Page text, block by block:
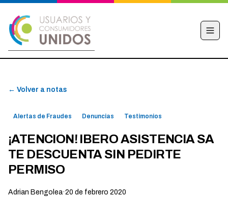
CAMPAÑA
HACÉ TU DENUNCIA
← Volver a notas
Alertas de Fraudes Denuncias Testimonios
¡ATENCION! IBERO ASISTENCIA SA
TE DESCUENTA SIN PEDIRTE
PERMISO
Adrian Bengolea·20 de febrero 2020